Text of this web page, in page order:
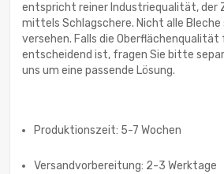
entspricht reiner Industriequalität,
mittels Schlagschere. Nicht alle
versehen. Falls die Oberflächenqualität
entscheidend ist, fragen Sie bitte
uns um eine passende Lösung.
Produktionszeit: 5-7 Wochen
Versandvorbereitung: 2-3 Werktage